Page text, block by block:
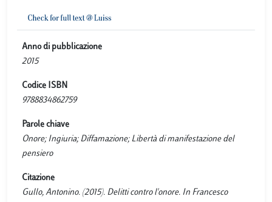
Anno di pubblicazione
2015
Codice ISBN
9788834862759
Parole chiave
Onore; Ingiuria; Diffamazione; Libertà di manifestazione del
pensiero
Citazione
Gullo, Antonino. (2015). Delitti contro l'onore. In Francesco